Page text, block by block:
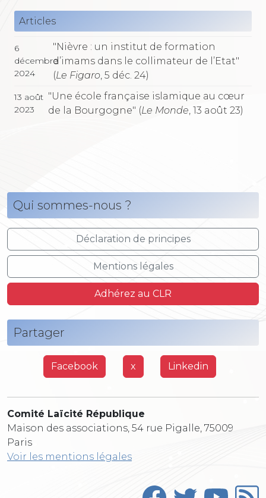
Articles
6
décembre
2024
"Nièvre : un institut de formation
d’imams dans le collimateur de l’Etat"
(Le Figaro , 5 déc. 24)
13 août
2023
"Une école française islamique au cœur
de la Bourgogne" (Le Monde , 13 août 23)
Qui sommes-nous ?
Déclaration de principes
Mentions légales
Adhérez au CLR
Partager
Facebook x Linkedin
Comité Laïcité République
Maison des associations, 54 rue Pigalle, 75009
Paris
Voir les mentions légales